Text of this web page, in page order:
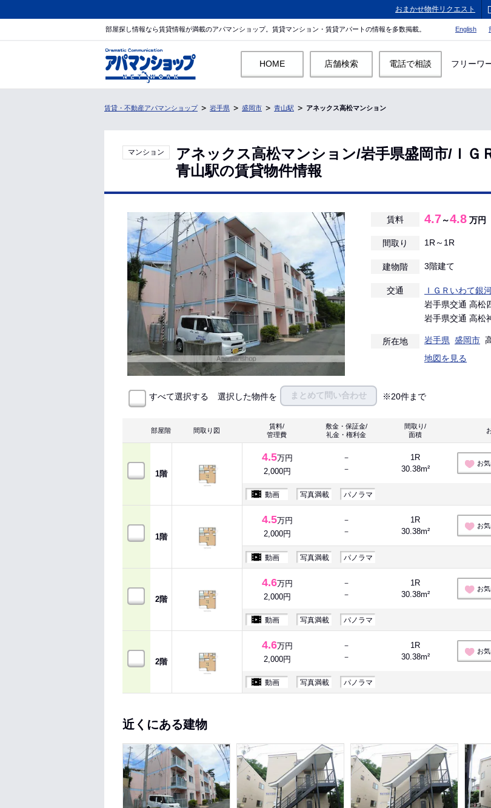
おまかせ物件リクエスト
部屋探し情報なら賃貸情報が満載のアパマンショップ。賃貸マンション・賃貸アパートの情報を多数掲載。 English
HOME 店舗検索 電話で相談 フリーワ
賃貸・不動産アパマンショップ 岩手県 盛岡市 青山駅 アネックス高松マンション
マンション
アネックス高松マンション/岩手県盛岡市/ＩＧ
青山駅の賃貸物件情報
賃料 4.7～4.8 万円
間取り 1R～1R
建物階 3階建て
交通 ＩＧＲいわて銀
岩手県交通 高松
岩手県交通 高松
所在地 岩手県 盛岡市
地図を見る
すべて選択する 選択した物件を まとめて問い合わせ ※20件まで
部屋階 間取り図
賃料/
管理費
敷金・保証金/
礼金・権利金
間取り/
面積
1階
4.5万円
2,000円
－
－
1R
30.38m²
お
動画 写真満載 パノラマ
1階
4.5万円
2,000円
－
－
1R
30.38m²
お
動画 写真満載 パノラマ
2階
4.6万円
2,000円
－
－
1R
30.38m²
お
動画 写真満載 パノラマ
2階
4.6万円
2,000円
－
－
1R
30.38m²
お
動画 写真満載 パノラマ
近くにある建物